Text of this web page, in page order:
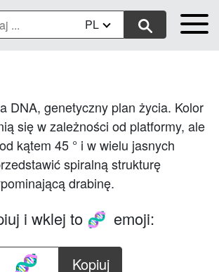
PL
DNA, genetyczny plan życia. Kolor
się w zależności od platformy, ale
kątem 45 ° i w wielu jasnych
spiralną strukturę
drabinę.
i wklej to 🧬 emoji:
Kopiuj